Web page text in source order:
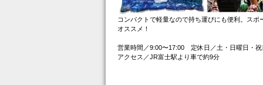
コンパクトで軽量なので持ち運びにも便利。スポ
オススメ！
営業時間／9:00〜17:00 定休日／土・日曜日・祝
アクセス／JR富士駅より車で約9分